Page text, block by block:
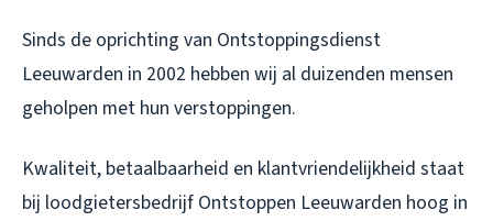
Sinds de oprichting van Ontstoppingsdienst
Leeuwarden in 2002 hebben wij al duizenden mensen
geholpen met hun verstoppingen.
Kwaliteit, betaalbaarheid en klantvriendelijkheid staat
bij loodgietersbedrijf Ontstoppen Leeuwarden hoog in